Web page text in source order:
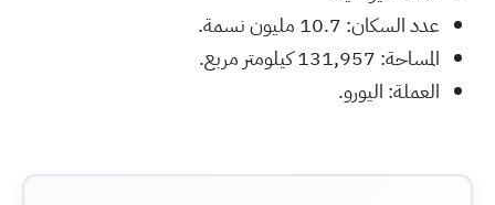
عدد السكان: 10.7 مليون نسمة.
المساحة: 131,957 كيلومتر مربع.
العملة: اليورو.